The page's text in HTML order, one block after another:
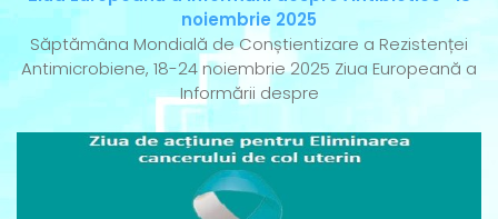
noiembrie 2025
Săptămâna Mondială de Conștientizare a Rezistenței
Antimicrobiene, 18-24 noiembrie 2025 Ziua Europeană a
Informării despre